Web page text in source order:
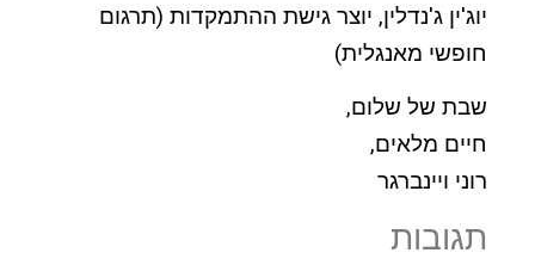
יוג'ין ג'נדלין, יוצר גישת ההתמקדות (תרגום
חופשי מאנגלית)
שבת של שלום,
חיים מלאים,
רוני ויינברגר
תגובות